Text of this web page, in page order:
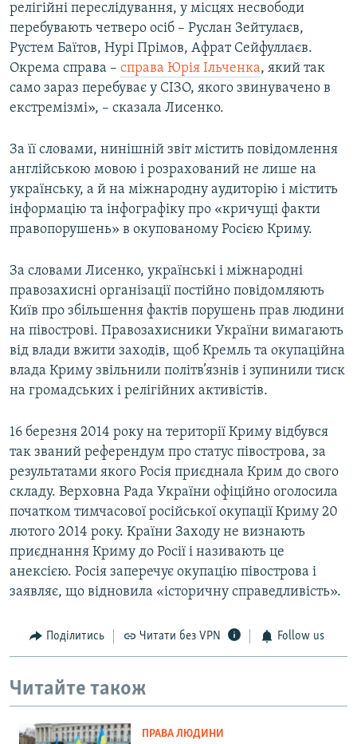
релігійні переслідування, у місцях несвободи
перебувають четверо осіб – Руслан Зейтулаєв,
Рустем Баїтов, Нурі Прімов, Афрат Сейфуллаєв.
Окрема справа – справа Юрія Ільченка, який так
само зараз перебуває у СІЗО, якого звинувачено в
екстремізмі», – сказала Лисенко.
За її словами, нинішній звіт містить повідомлення
англійською мовою і розрахований не лише на
українську, а й на міжнародну аудиторію і містить
інформацію та інфографіку про «кричущі факти
правопорушень» в окупованому Росією Криму.
За словами Лисенко, українські і міжнародні
правозахисні організації постійно повідомляють
Київ про збільшення фактів порушень прав людини
на півострові. Правозахисники України вимагають
від влади вжити заходів, щоб Кремль та окупаційна
влада Криму звільнили політв’язнів і зупинили тиск
на громадських і релігійних активістів.
16 березня 2014 року на території Криму відбувся
так званий референдум про статус півострова, за
результатами якого Росія приєднала Крим до свого
складу. Верховна Рада України офіційно оголосила
початком тимчасової російської окупації Криму 20
лютого 2014 року. Країни Заходу не визнають
приєднання Криму до Росії і називають це
анексією. Росія заперечує окупацію півострова і
заявляє, що відновила «історичну справедливість».
Поділитись Читати без VPN Follow us
Читайте також
ПРАВА ЛЮДИНИ